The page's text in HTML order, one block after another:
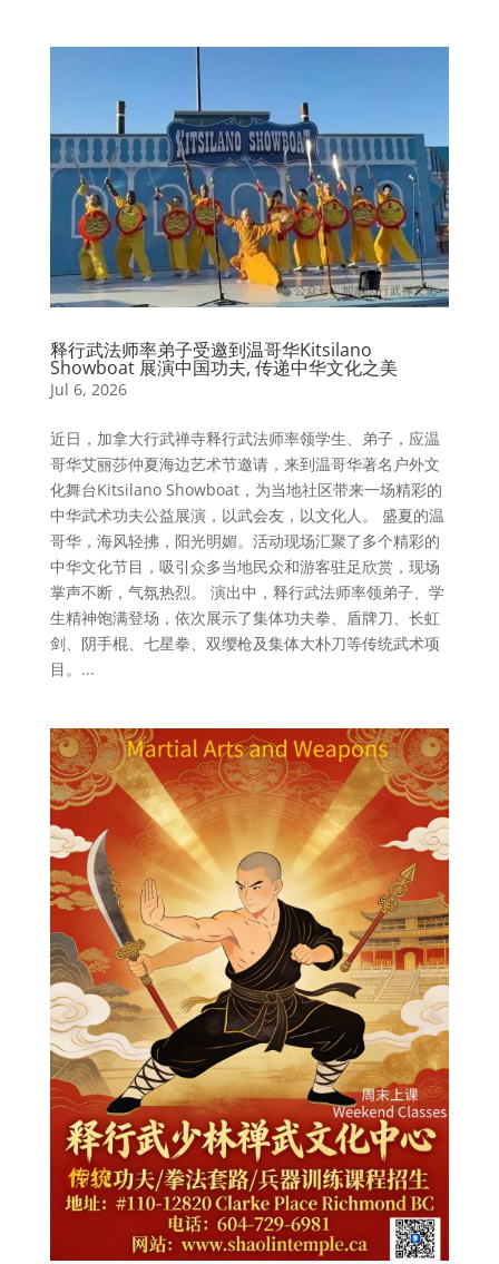
释行武法师率弟子受邀到温哥华Kitsilano
Showboat 展演中国功夫, 传递中华文化之美
Jul 6, 2026
近日，加拿大行武禅寺释行武法师率领学生、弟子，应温
哥华艾丽莎仲夏海边艺术节邀请，来到温哥华著名户外文
化舞台Kitsilano Showboat，为当地社区带来一场精彩的
中华武术功夫公益展演，以武会友，以文化人。 盛夏的温
哥华，海风轻拂，阳光明媚。活动现场汇聚了多个精彩的
中华文化节目，吸引众多当地民众和游客驻足欣赏，现场
掌声不断，气氛热烈。 演出中，释行武法师率领弟子、学
生精神饱满登场，依次展示了集体功夫拳、盾牌刀、长虹
剑、阴手棍、七星拳、双缨枪及集体大朴刀等传统武术项
目。...